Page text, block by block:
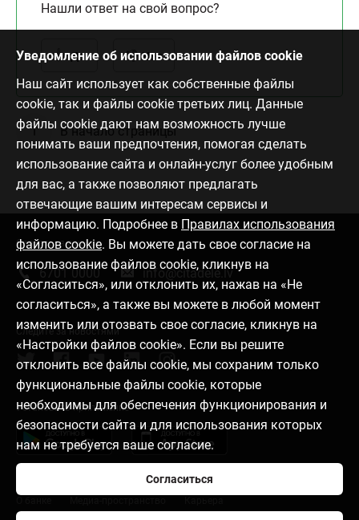
Нашли ответ на свой вопрос?
Да Нет
В начало страницы
Уведомление об использовании файлов cookie
Наш сайт использует как собственные файлы
cookie, так и файлы cookie третьих лиц. Данные
файлы cookie дают нам возможность лучше
понимать ваши предпочтения, помогая сделать
использование сайта и онлайн-услуг более удобным
для вас, а также позволяют предлагать
отвечающие вашим интересам сервисы и
информацию. Подробнее в Правилах использования
файлов cookie. Вы можете дать свое согласие на
использование файлов cookie, кликнув на
«Согласиться», или отклонить их, нажав на «Не
согласиться», а также вы можете в любой момент
изменить или отозвать свое согласие, кликнув на
«Настройки файлов cookie». Если вы решите
отклонить все файлы cookie, мы сохраним только
функциональные файлы cookie, которые
необходимы для обеспечения функционирования и
безопасности сайта и для использования которых
нам не требуется ваше согласие.
Согласиться
Связаться с нами
6701 0000 info@citadele.lv
Следите за новостями
Установить приложение